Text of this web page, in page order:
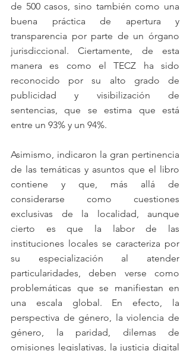
de 500 casos, sino también como una
buena práctica de apertura y
transparencia por parte de un órgano
jurisdiccional. Ciertamente, de esta
manera es como el TECZ ha sido
reconocido por su alto grado de
publicidad y visibilización de
sentencias, que se estima que está
entre un 93% y un 94%.
Asimismo, indicaron la gran pertinencia
de las temáticas y asuntos que el libro
contiene y que, más allá de
considerarse como cuestiones
exclusivas de la localidad, aunque
cierto es que la labor de las
instituciones locales se caracteriza por
su especialización al atender
particularidades, deben verse como
problemáticas que se manifiestan en
una escala global. En efecto, la
perspectiva de género, la violencia de
género, la paridad, dilemas de
omisiones legislativas, la justicia digital